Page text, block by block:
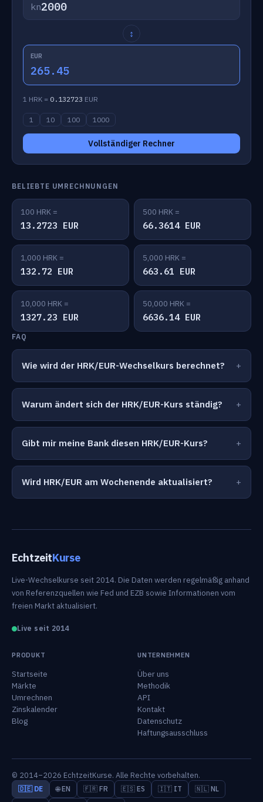
kn
↕
EUR
265.45
1 HRK = 0.132723 EUR
1 10 100 1000
Vollständiger Rechner
BELIEBTE UMRECHNUNGEN
100 HRK =
13.2723 EUR
500 HRK =
66.3614 EUR
1,000 HRK =
132.72 EUR
5,000 HRK =
663.61 EUR
10,000 HRK =
1327.23 EUR
50,000 HRK =
6636.14 EUR
FAQ
Wie wird der HRK/EUR-Wechselkurs berechnet?
Warum ändert sich der HRK/EUR-Kurs ständig?
Gibt mir meine Bank diesen HRK/EUR-Kurs?
Wird HRK/EUR am Wochenende aktualisiert?
EchtzeitKurse
Live-Wechselkurse seit 2014. Die Daten werden regelmäßig anhand
von Referenzquellen wie Fed und EZB sowie Informationen vom
freien Markt aktualisiert.
Live seit 2014
PRODUKT
Startseite
Märkte
Umrechnen
Zinskalender
Blog
UNTERNEHMEN
Über uns
Methodik
API
Kontakt
Datenschutz
Haftungsausschluss
© 2014–2026 EchtzeitKurse. Alle Rechte vorbehalten.
🇩🇪 DE 🌐 EN 🇫🇷 FR 🇪🇸 ES 🇮🇹 IT 🇳🇱 NL